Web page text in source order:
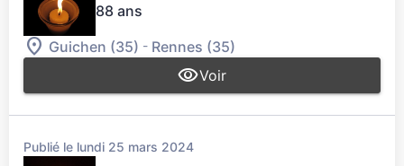
88 ans
Guichen (35) - Rennes (35)
Voir
Publié le lundi 25 mars 2024